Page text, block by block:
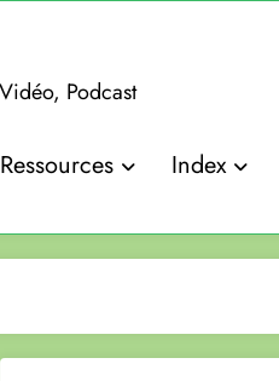
Podcast
Ressources Index